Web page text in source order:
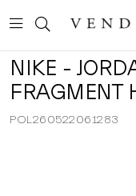
NIKE -
FRAGMENT
POL260522061283